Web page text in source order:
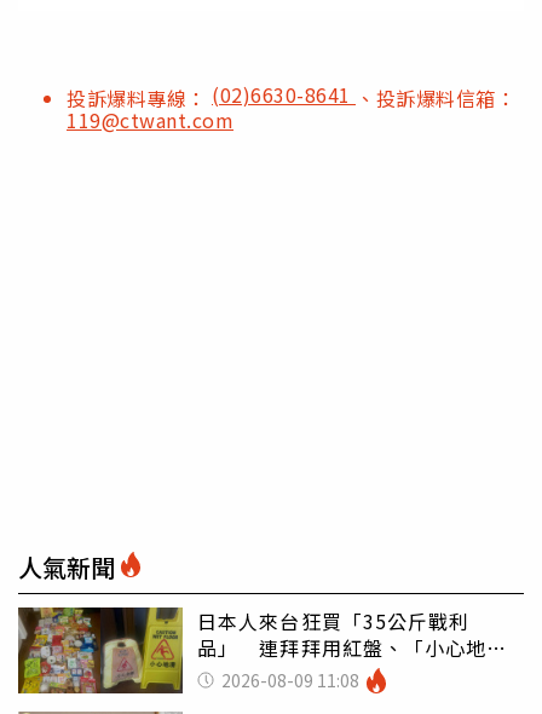
投訴爆料專線： (02)6630-8641 、投訴爆料信箱：
119@ctwant.com
人氣新聞
日本人來台狂買「35公斤戰利
品」 連拜拜用紅盤、「小心地
滑」告示牌也帶回家
2026-08-09 11:08